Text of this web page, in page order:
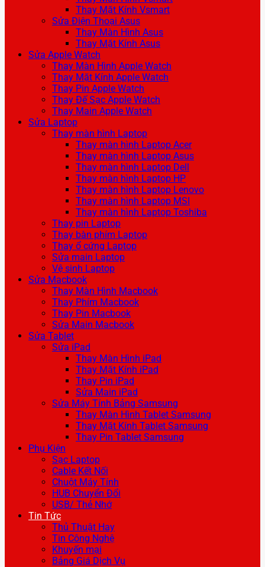
Thay Mặt Kính Vsmart
Sửa Điện Thoại Asus
Thay Màn Hình Asus
Thay Mặt Kính Asus
Sửa Apple Watch
Thay Màn Hình Apple Watch
Thay Mặt Kính Apple Watch
Thay Pin Apple Watch
Thay Đế Sạc Apple Watch
Thay Main Apple Watch
Sửa Laptop
Thay màn hình Laptop
Thay màn hình Laptop Acer
Thay màn hình Laptop Asus
Thay màn hình Laptop Dell
Thay màn hình Laptop HP
Thay màn hình Laptop Lenovo
Thay màn hình Laptop MSI
Thay màn hình Laptop Toshiba
Thay pin Laptop
Thay bàn phím Laptop
Thay ổ cứng Laptop
Sửa main Laptop
Vệ sinh Laptop
Sửa Macbook
Thay Màn Hình Macbook
Thay Phím Macbook
Thay Pin Macbook
Sửa Main Macbook
Sửa Tablet
Sửa iPad
Thay Màn Hình iPad
Thay Mặt Kính iPad
Thay Pin iPad
Sửa Main iPad
Sửa Máy Tính Bảng Samsung
Thay Màn Hình Tablet Samsung
Thay Mặt Kính Tablet Samsung
Thay Pin Tablet Samsung
Phụ Kiện
Sạc Laptop
Cable Kết Nối
Chuột Máy Tính
HUB Chuyển Đổi
USB/ Thẻ Nhớ
Tin Tức
Thủ Thuật Hay
Tin Công Nghệ
Khuyến mại
Bảng Giá Dịch Vụ